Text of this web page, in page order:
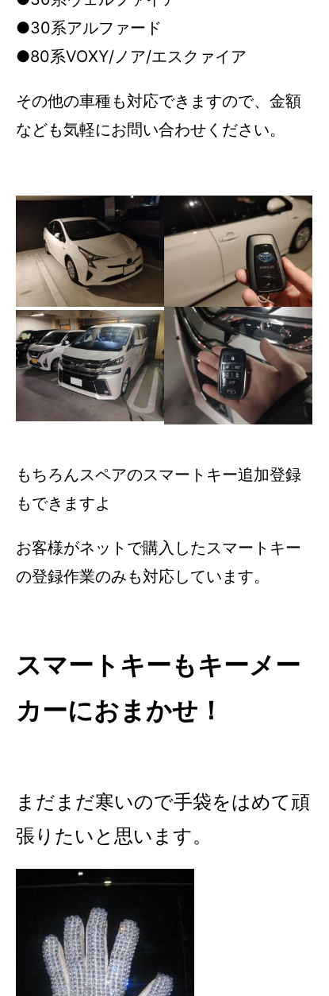
●30系アルファード
●80系VOXY/ノア/エスクァイア
その他の車種も対応できますので、金額
なども気軽にお問い合わせください。
もちろんスペアのスマートキー追加登録
もできますよ
お客様がネットで購入したスマートキー
の登録作業のみも対応しています。
スマートキーもキーメー
カーにおまかせ！
まだまだ寒いので手袋をはめて頑
張りたいと思います。